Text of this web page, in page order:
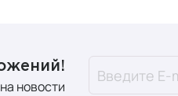
новости